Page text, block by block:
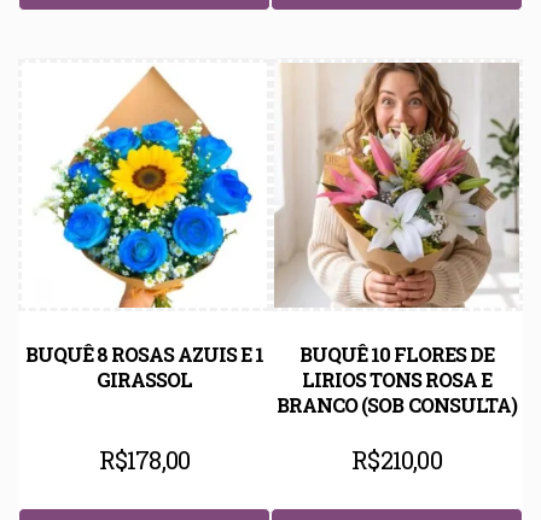
BUQUÊ 8 ROSAS AZUIS E 1
GIRASSOL
R$178,00
BUQUÊ 10 FLORES DE
LIRIOS TONS ROSA E
BRANCO (SOB CONSULTA)
R$210,00